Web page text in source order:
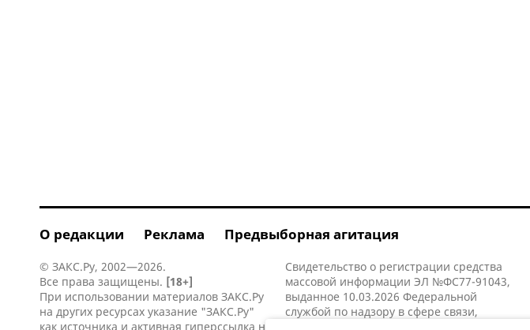
О редакции Реклама Предвыборная агитация
© ЗАКС.Ру, 2002—2026.
Все права защищены. [18+]
При использовании материалов ЗАКС.Ру
на других ресурсах указание "ЗАКС.Ру"
как источника и активная гиперссылка на
Свидетельство о регистрации средства
массовой информации ЭЛ №ФС77-91043,
выданное 10.03.2026 Федеральной
службой по надзору в сфере связи,